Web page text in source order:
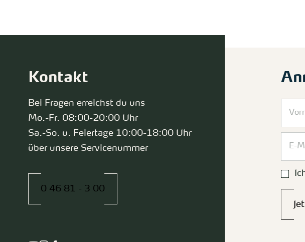
Kontakt
Bei Fragen erreichst du uns
Mo.-Fr. 08:00-20:00 Uhr
Sa.-So. u. Feiertage 10:00-18:00 Uhr
über unsere Servicenummer
0 46 81 - 3 00